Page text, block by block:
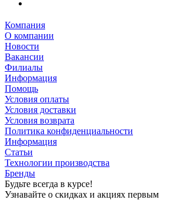
Компания
О компании
Новости
Вакансии
Филиалы
Информация
Помощь
Условия оплаты
Условия доставки
Условия возврата
Политика конфиденциальности
Информация
Статьи
Технологии производства
Бренды
Будьте всегда в курсе!
Узнавайте о скидках и акциях первым